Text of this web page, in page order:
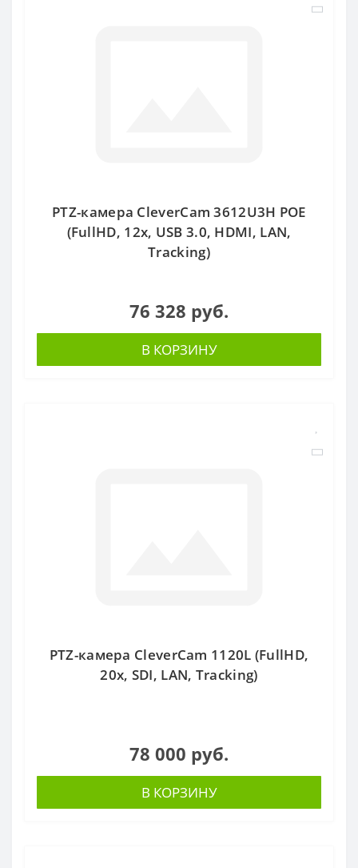
PTZ-камера CleverCam 3612U3H POE
(FullHD, 12x, USB 3.0, HDMI, LAN,
Tracking)
76 328 руб.
В КОРЗИНУ
PTZ-камера CleverCam 1120L (FullHD,
20x, SDI, LAN, Tracking)
78 000 руб.
В КОРЗИНУ